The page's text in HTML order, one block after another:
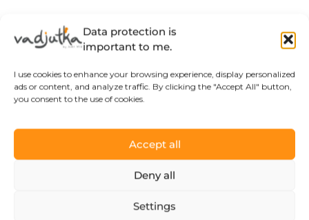
Data protection is
important to me.
I use cookies to enhance your browsing experience, display personalized
ads or content, and analyze traffic. By clicking the "Accept All" button,
you consent to the use of cookies.
Accept all
Deny all
Settings